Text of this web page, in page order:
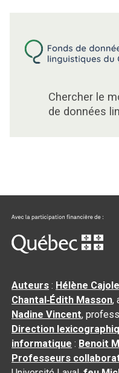
Chercher le
de données
Auteurs : Hélène
Chantal‑Édith Masson,
Nadine Vincent,
Direction
informatique : Benoit
Professeurs